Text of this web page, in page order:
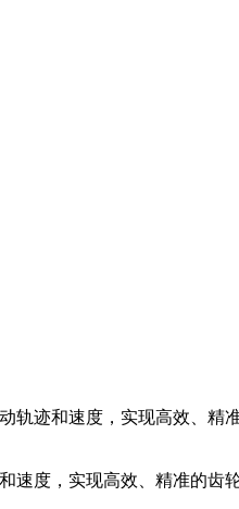
轨迹和速度，实现高效、精
度，实现高效、精准的齿